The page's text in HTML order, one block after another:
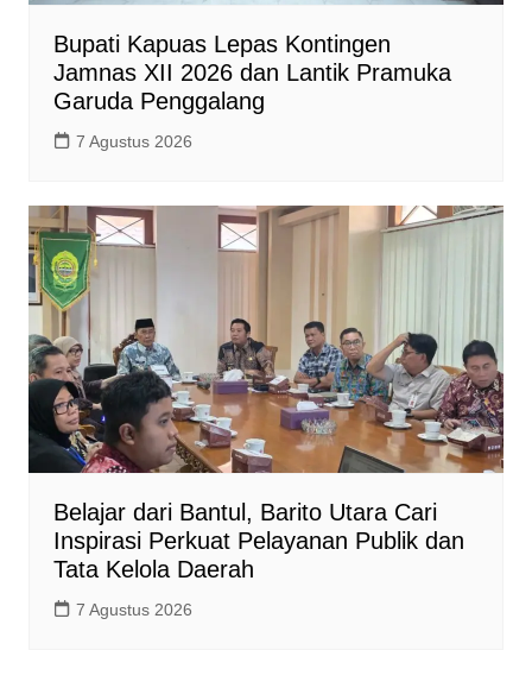
Bupati Kapuas Lepas Kontingen
Jamnas XII 2026 dan Lantik Pramuka
Garuda Penggalang
7 Agustus 2026
Belajar dari Bantul, Barito Utara Cari
Inspirasi Perkuat Pelayanan Publik dan
Tata Kelola Daerah
7 Agustus 2026